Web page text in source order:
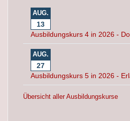
AUG.
13
Ausbildungskurs 4 in 2026 -
AUG.
27
Ausbildungskurs 5 in 2026 -
Übersicht aller Ausbildungskurse